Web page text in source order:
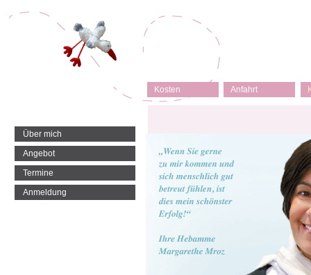
Kosten Anfahrt
Über mich
Angebot
Termine
Anmeldung